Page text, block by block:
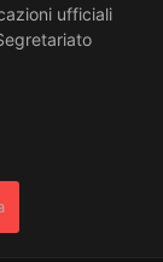
ufficiali